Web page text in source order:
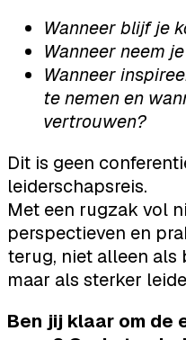
Wanneer blijf je
Wanneer neem
Wanneer
te nemen en
vertrouwen?
Dit is geen
leiderschapsreis.
Met een rugzak vol
perspectieven en
terug, niet alleen als
maar als sterker
Ben jij klaar om de